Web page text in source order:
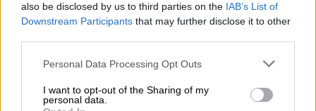
also be disclosed by us to third parties on the IAB’s List of
Downstream Participants that may further disclose it to other
Please note that this website/app uses one or more Google
not limited to your visit or usage behaviour. You may click to
grant or deny consent to Google and its third-party tags to
Personal Data Processing Opt Outs
I want to opt-out of the Sharing of my
personal data.
ΔΙΑΒΑΣΤΕ ΕΠΙΣΗΣ
Οικογενειακή τραγωδία στην
Πτολεμαΐδα: Γυναίκα έχασε την ίδια
μέρα σύζυγο και παιδί